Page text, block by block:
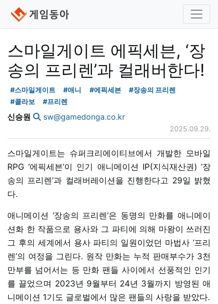
스마일게이트 에픽세븐, ‘장
송의 프리렌’과 컬래버한다!
#스마일게이트 #애니 #에픽세븐
#장송의 프리렌
#콜라보
#프리렌
신승원 sw@gamedonga.co.kr
2025.09.29.
스마일게이트는 슈퍼크리에이티브에서 개발한 모바일
RPG ‘에픽세븐’이 인기 애니메이션 IP(지식재산권) ‘장
송의 프리렌’과 컬래버레이션을 진행한다고 29일 밝혔
다.
애니메이션 ‘장송의 프리렌’은 동명의 만화를 애니메이
션화 한 작품으로 용사와 그 파티에 의해 마왕이 쓰러진
그 후의 세계에서 용사 파티의 일원이었던 마법사 ‘프리
렌’의 여정을 그린다. 원작 만화는 누적 판매부수가 3천
만부를 넘어서는 등 만화 팬들 사이에서 선풍적인 인기
를 끌었으며 2023년 9월부터 24년 3월까지 방영된 애
니메이션 1기도 글로벌에서 많은 팬들의 사랑을 받았다.